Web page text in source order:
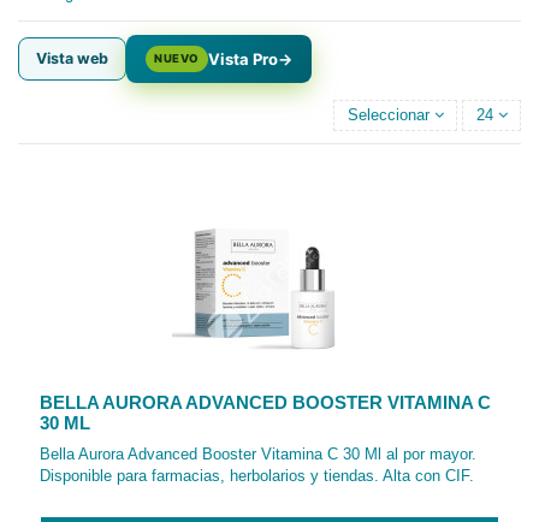
Vista web NUEVO Vista Pro→
Seleccionar 24
BELLA AURORA ADVANCED BOOSTER VITAMINA C
30 ML
Bella Aurora Advanced Booster Vitamina C 30 Ml al por mayor.
Disponible para farmacias, herbolarios y tiendas. Alta con CIF.